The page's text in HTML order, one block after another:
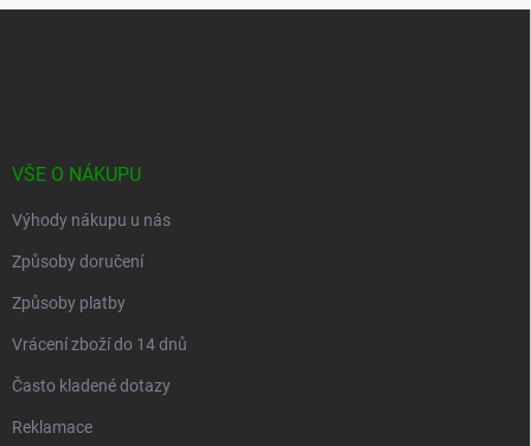
VŠE O NÁKUPU
Výhody nákupu u nás
Způsoby doručení
Způsoby platby
Vrácení zboží do 14 dnů
Často kladené dotazy
Reklamace